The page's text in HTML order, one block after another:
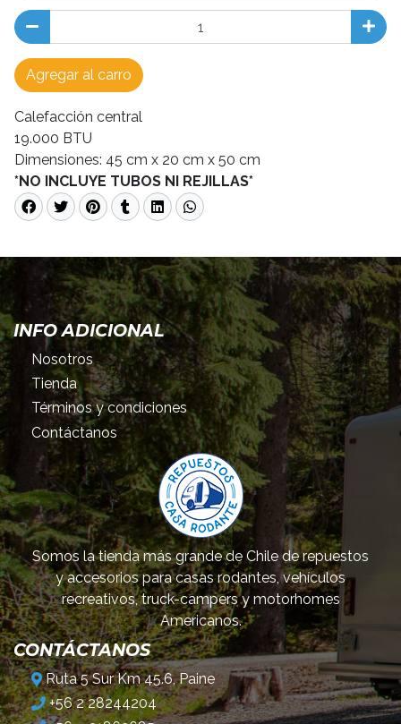
Agregar al carro
Calefacción central
19.000 BTU
Dimensiones: 45 cm x 20 cm x 50 cm
*NO INCLUYE TUBOS NI REJILLAS*
INFO ADICIONAL
Nosotros
Tienda
Términos y condiciones
Contáctanos
Somos la tienda más grande de Chile de repuestos
y accesorios para casas rodantes, vehículos
recreativos, truck-campers y motorhomes
Americanos.
CONTÁCTANOS
Ruta 5 Sur Km 45.6, Paine
+56 2 28244204